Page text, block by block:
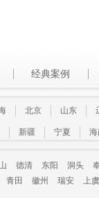
经典案例
北京 山东
新疆 宁夏
德清 东阳 洞头
青田 徽州 瑞安
上虞